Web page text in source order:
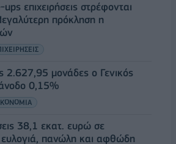
επιχειρήσεις στρέφονται
πρόκληση η
2.627,95 μονάδες ο Γενικός
0,15%
38,1 εκατ. ευρώ σε
ευλογιά, πανώλη και αφθώδη